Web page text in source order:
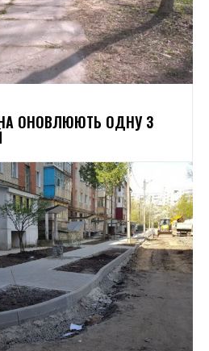
ОНОВЛЮЮТЬ ОДНУ З